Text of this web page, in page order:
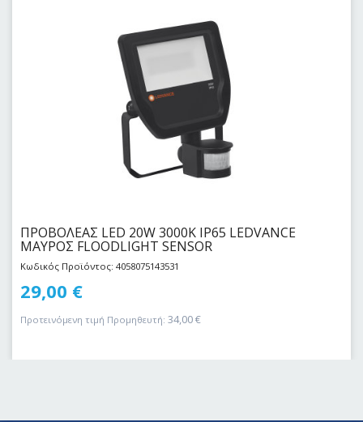
ΠΡΟΒΟΛΕΑΣ LED 20W 3000Κ IP65 LEDVANCE
ΜΑΥΡΟΣ FLOODLIGHT SENSOR
Κωδικός Προϊόντος: 4058075143531
29,00 €
Προτεινόμενη τιμή Προμηθευτή: 34,00€